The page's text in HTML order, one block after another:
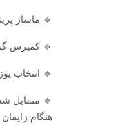
🔹 ماساژ
🔹 کمپرس
🔹 انتخاب
🔹 متمایل
هنگام زایمان